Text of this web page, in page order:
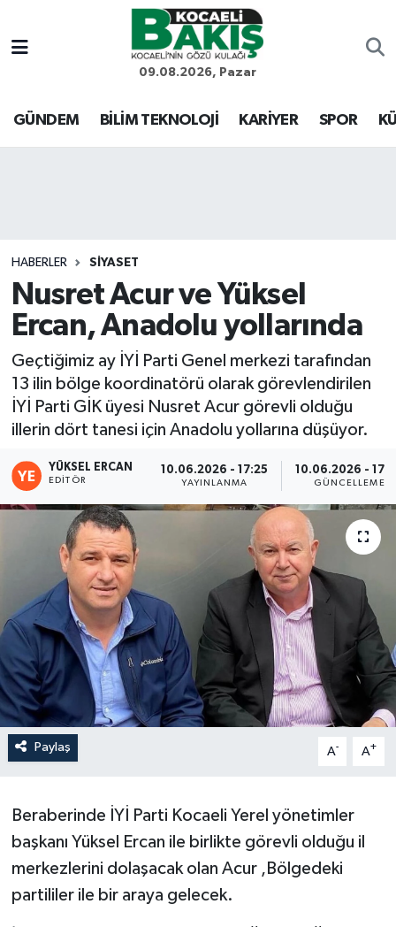
09.08.2026, Pazar
GÜNDEM BİLİM TEKNOLOJİ KARİYER SPOR
HABERLER SİYASET
Nusret Acur ve Yüksel
Ercan, Anadolu yollarında
Geçtiğimiz ay İYİ Parti Genel merkezi tarafından
13 ilin bölge koordinatörü olarak görevlendirilen
İYİ Parti GİK üyesi Nusret Acur görevli olduğu
illerin dört tanesi için Anadolu yollarına düşüyor.
YÜKSEL ERCAN
EDITÖR
10.06.2026 - 17:25
YAYINLANMA
10.06.2026 -
GÜNCELLEME
Paylaş A- A+
Beraberinde İYİ Parti Kocaeli Yerel yönetimler
başkanı Yüksel Ercan ile birlikte görevli olduğu il
merkezlerini dolaşacak olan Acur ,Bölgedeki
partililer ile bir araya gelecek.
Kocaeli Nöbetçi Eczaneler
Kocaeli Hava Durumu
Son Dakika Haberleri
Haber Arşivi